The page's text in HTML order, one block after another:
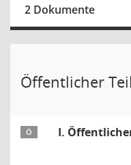
2 Dokumente
Öffentlicher
Ö I.